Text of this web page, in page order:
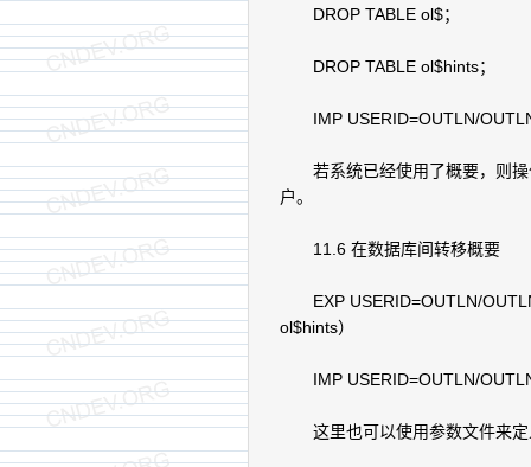
DROP TABLE ol$；
DROP TABLE ol$hints；
IMP USERID=OUTLN/
若系统已经使用了概要，则操
户。
11.6 在数据库间转移概要
EXP USERID=OUTLN/OUTLN
ol$hints）
IMP USERID=OUTLN/
这里也可以使用参数文件来定